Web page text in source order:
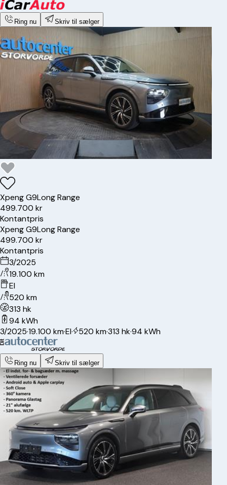
Ring nu Skriv til sælger
XpengG9Long Range
499.700 kr
Kontantpris
XpengG9Long Range
499.700 kr
Kontantpris
3/2025
19.100 km
El
520 km
313 hk
94 kWh
3/2025·19.100 km·El· 520 km·313 hk·94 kWh
Ring nu Skriv til sælger